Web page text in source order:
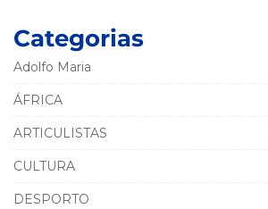
Categorias
Adolfo Maria
ÁFRICA
ARTICULISTAS
CULTURA
DESPORTO